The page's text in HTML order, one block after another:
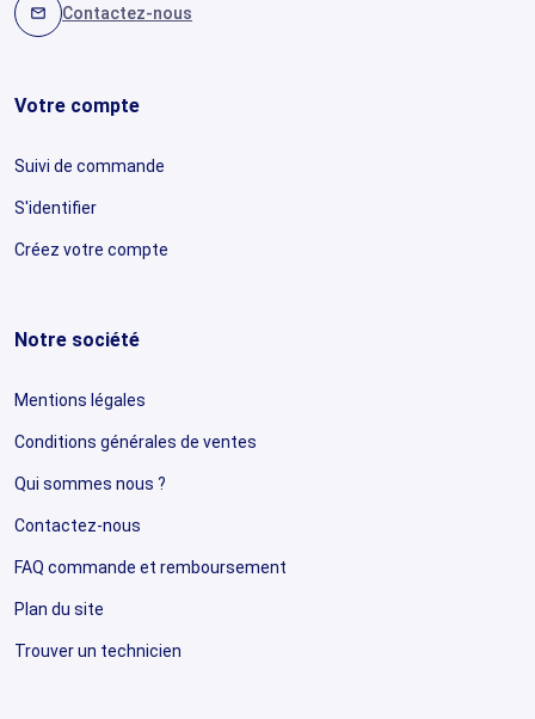
mail Contactez-nous
Votre compte
Suivi de commande
S'identifier
Créez votre compte
Notre société
Mentions légales
Conditions générales de ventes
Qui sommes nous ?
Contactez-nous
FAQ commande et remboursement
Plan du site
Trouver un technicien